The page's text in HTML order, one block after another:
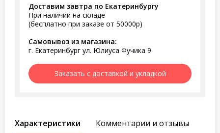
Доставим завтра по Екатеринбургу
При наличии на складе
(бесплатно при заказе от 50000р)
Самовывоз из магазина:
г. Екатеринбург ул. Юлиуса Фучика 9
Заказать с доставкой и укладкой
Характеристики Комментарии и отзывы